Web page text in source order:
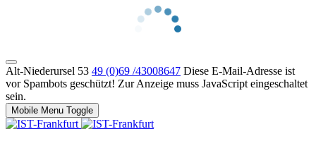
Alt-Niederursel 53 49 (0)69 /43008647 Diese E-Mail-Adresse ist
vor Spambots geschützt! Zur Anzeige muss JavaScript eingeschaltet
sein.
Mobile Menu Toggle